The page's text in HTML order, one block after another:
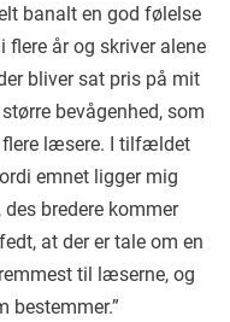
banalt en god følelse
år og skriver alene
bliver sat pris på mit
bevågenhed, som
flere læsere. I tilfældet
emnet ligger mig
bredere kommer
at der er tale om en
til læserne, og
bestemmer.”